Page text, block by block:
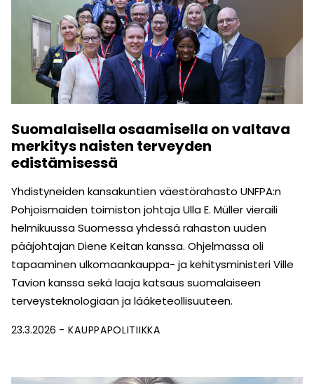
Suomalaisella osaamisella on valtava
merkitys naisten terveyden
edistämisessä
Yhdistyneiden kansakuntien väestörahasto UNFPA:n
Pohjoismaiden toimiston johtaja Ulla E. Müller vieraili
helmikuussa Suomessa yhdessä rahaston uuden
pääjohtajan Diene Keitan kanssa. Ohjelmassa oli
tapaaminen ulkomaankauppa- ja kehitysministeri Ville
Tavion kanssa sekä laaja katsaus suomalaiseen
terveysteknologiaan ja lääketeollisuuteen.
23.3.2026 KAUPPAPOLITIIKKA